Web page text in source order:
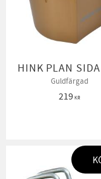
HINK PLAN
Guldfärgad
219KR